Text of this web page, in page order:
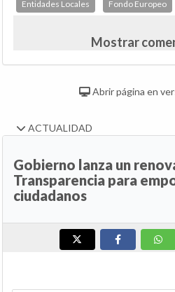
Entidades Locales Fondo Europeo
Mostrar
Abrir página en
ACTUALIDAD
Gobierno lanza un
Transparencia para
ciudadanos